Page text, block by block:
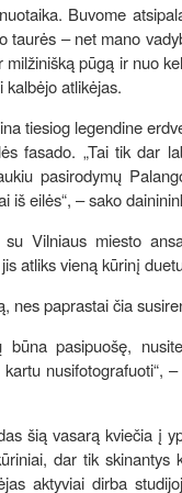
Buvome
– net mano
pūgą ir nuo
kalbėjo atlikėjas.
tiesiog legendine
fasado. „Tai tik dar
pasirodymų
iš eilės“, – sako
Vilniaus miesto
atliks vieną kūrinį
nes paprastai čia
būna pasipuošę,
nusifotografuoti“,
šią vasarą kviečia į
dar tik
aktyviai dirba